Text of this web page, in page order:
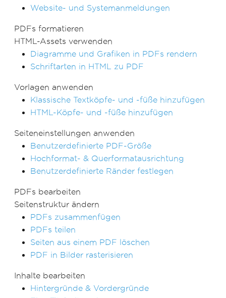
Website- und Systemanmeldungen
PDFs formatieren
HTML-Assets verwenden
Diagramme und Grafiken in PDFs rendern
Schriftarten in HTML zu PDF
Vorlagen anwenden
Klassische Textköpfe- und -füße hinzufügen
HTML-Köpfe- und -füße hinzufügen
Seiteneinstellungen anwenden
Benutzerdefinierte PDF-Größe
Hochformat- & Querformatausrichtung
Benutzerdefinierte Ränder festlegen
PDFs bearbeiten
Seitenstruktur ändern
PDFs zusammenfügen
PDFs teilen
Seiten aus einem PDF löschen
PDF in Bilder rasterisieren
Inhalte bearbeiten
Hintergründe & Vordergründe